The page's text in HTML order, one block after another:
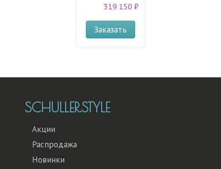
319 150 ₽
Заказать
SCHULLER.STYLE
Акции
Распродажа
Новинки